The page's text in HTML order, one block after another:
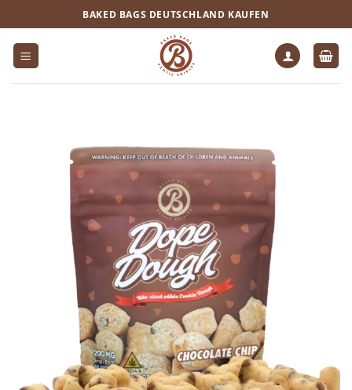
Inhalt
springen
BAKED BAGS DEUTSCHLAND KAUFEN